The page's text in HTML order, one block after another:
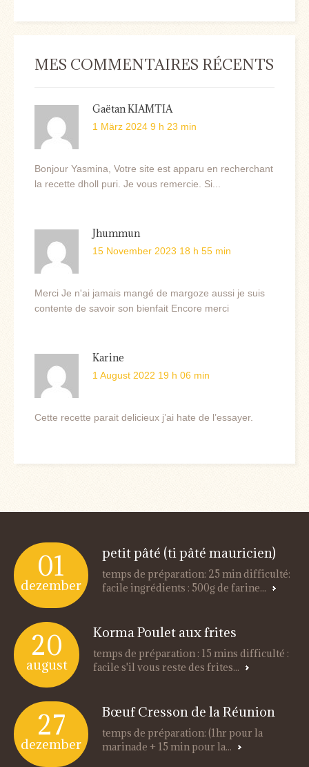
MES COMMENTAIRES RÉCENTS
Gaëtan KIAMTIA
1 März 2024 9 h 23 min
Bonjour Yasmina, Votre site est apparu en recherchant
la recette dholl puri. Je vous remercie. Si...
Jhummun
15 November 2023 18 h 55 min
Merci Je n'ai jamais mangé de margoze aussi je suis
contente de savoir son bienfait Encore merci
Karine
1 August 2022 19 h 06 min
Cette recette parait delicieux j’ai hate de l’essayer.
01
dezember
petit pâté (ti pâté mauricien)
temps de préparation: 25 min difficulté:
facile ingrédients : 500g de farine...
20
august
Korma Poulet aux frites
temps de préparation : 15 mins difficulté :
facile s'il vous reste des frites...
27
dezember
Bœuf Cresson de la Réunion
temps de préparation: (1hr pour la
marinade + 15 min pour la...